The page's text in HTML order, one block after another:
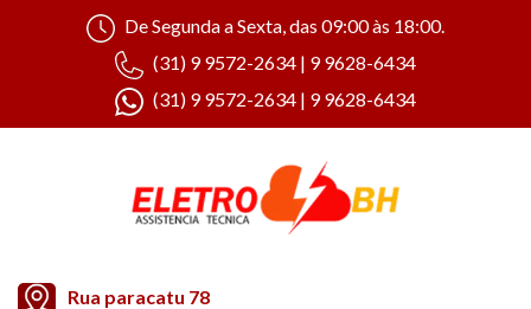
De Segunda a Sexta, das 09:00 às 18:00.
(31) 9 9572-2634 | 9 9628-6434
(31) 9 9572-2634 | 9 9628-6434
Rua paracatu 78